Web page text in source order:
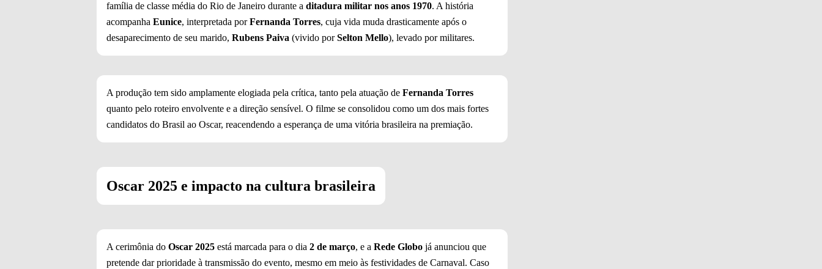
família de classe média do Rio de Janeiro durante a ditadura militar nos anos 1970. A história
acompanha Eunice, interpretada porFernanda Torres, cuja vida muda drasticamente após o
desaparecimento de seu marido, Rubens Paiva (vivido porSelton Mello), levado por militares.
A produção tem sido amplamente elogiada pela crítica, tanto pela atuação de Fernanda Torres
quanto pelo roteiro envolvente e a direção sensível. O filme se consolidou como um dos mais fortes
candidatos do Brasil ao Oscar, reacendendo a esperança de uma vitória brasileira na premiação.
Oscar 2025 e impacto na cultura brasileira
A cerimônia do Oscar 2025 está marcada para o dia 2 de março, e a Rede Globo já anunciou que
pretende dar prioridade à transmissão do evento, mesmo em meio às festividades de Carnaval. Caso